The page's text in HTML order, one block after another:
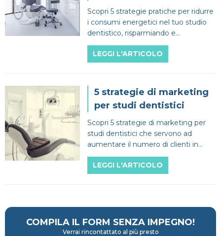
Scopri 5 strategie pratiche per ridurre
i consumi energetici nel tuo studio
dentistico, risparmiando e
migliorando l'efficienza.
LEGGI L'ARTICOLO
5 strategie di marketing
per studi dentistici
Scopri 5 strategie di marketing per
studi dentistici che servono ad
aumentare il numero di clienti in
modo rapido e semplice!
LEGGI L'ARTICOLO
COMPILA IL FORM SENZA IMPEGNO!
Verrai rincontattato al più presto